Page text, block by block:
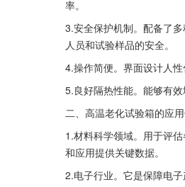
率。
3.安全保护机制。配备了
人员和试验样品的安全。
4.操作简便。界面设计人
5.良好隔热性能。能够有
二、高温老化试验箱的应
1.材料科学领域。用于评
和应用提供关键数据。
2.电子行业。它是保障电